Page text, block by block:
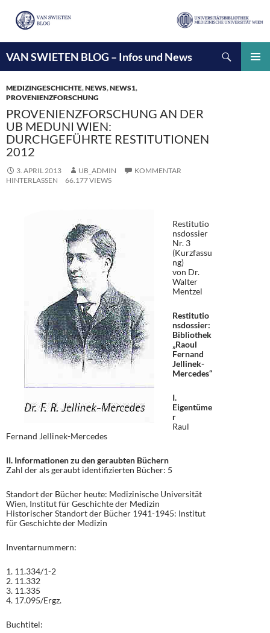
VAN SWIETEN BLOG – Infos und News
INHALT
SPRINGEN
MEDIZINGESCHICHTE,NEWS,NEWS1,
PROVENIENZFORSCHUNG
PROVENIENZFORSCHUNG AN DER
UB MEDUNI WIEN:
DURCHGEFÜHRTE RESTITUTIONEN
2012
3. APRIL 2013 UB_ADMIN
KOMMENTAR
HINTERLASSEN
66.177 VIEWS
Restitutio
nsdossier
Nr. 3
(Kurzfassu
ng)
von Dr.
Walter
Mentzel
Restitutio
nsdossier:
Bibliothek
„Raoul
Fernand
Jellinek-
Mercedes“
I.
Eigentüme
r
Raul
Fernand Jellinek-Mercedes
II. Informationen zu den geraubten Büchern
Zahl der als geraubt identifizierten Bücher: 5
Standort der Bücher heute: Medizinische Universität
Wien, Institut für Geschichte der Medizin
Historischer Standort der Bücher 1941-1945: Institut
für Geschichte der Medizin
Inventarnummern:
1. 11.334/1-2
2. 11.332
3. 11.335
4. 17.095/Ergz.
Buchtitel: